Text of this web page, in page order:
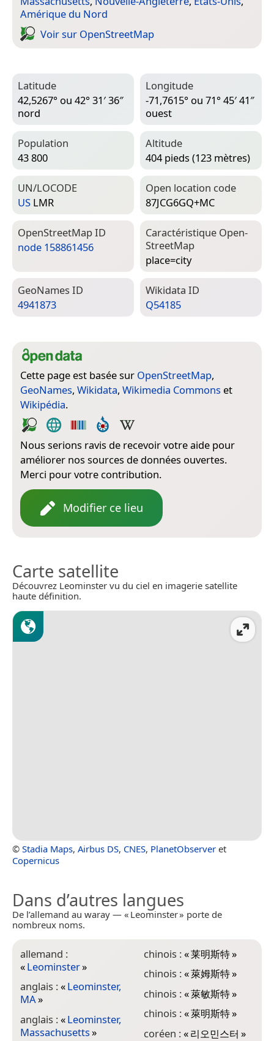
Amérique du Nord
Voir sur Open­Street­Map
Latitude
42,5267° ou 42° 31′ 36″
nord
Longitude
-71,7615° ou 71° 45′ 41″
ouest
Population
43 800
Altitude
404 pieds (123 mètres)
UN/LOCODE
US LMR
Open location code
87JCG6GQ+MC
Open­Street­Map ID
node 158861456
Caractéristique Open­
Street­Map
place=­city
Geo­Names ID
4941873
Wiki­data ID
Q54185
Cette page est basée sur OpenStreetMap,
GeoNames, Wikidata, Wikimedia Commons et
Wikipédia.
Nous serions ravis de recevoir votre aide pour
améliorer nos sources de données ouvertes.
Merci pour votre contribution.
Modifier ce lieu
Carte satellite
Découvrez Leominster vu du ciel en imagerie satellite
haute définition.
© Stadia Maps, Airbus DS, CNES, PlanetObserver et
Copernicus
Dans d’autres langues
De l’allemand au waray — « Leominster » porte de
nombreux noms.
allemand :
«Leominster»
anglais :«Leominster,
MA»
anglais :«Leominster,
Massachusetts»
chinois :«莱明斯特»
chinois :«萊姆斯特»
chinois :«萊敏斯特»
chinois :«萊明斯特»
coréen :«리오민스터 »